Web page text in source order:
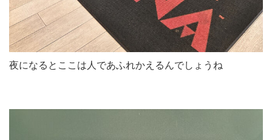
夜になるとここは人であふれかえるんでしょうね